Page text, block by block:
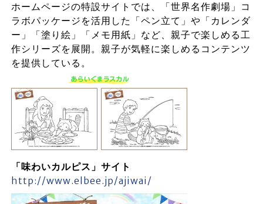
ホームページの特設サイトでは、「世界名作劇場」コ
ラボパッケージを活用した「ペン立て」や「カレンダ
ー」「塗り絵」「メモ用紙」など、親子で楽しめる工
作シリーズを展開。親子が気軽に楽しめるコンテンツ
を提供している。
「味わいカルピス」サイト
http://www.elbee.jp/ajiwai/